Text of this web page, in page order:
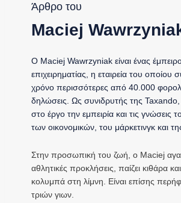
Άρθρο του
Maciej
Ο Maciej Wawrzyniak είναι ένας
επιχειρηματίας, η εταιρεία του οποίου
χρόνο περισσότερες από 40.000
δηλώσεις. Ως συνιδρυτής της Taxando,
στο έργο την εμπειρία και τις γνώσεις
των οικονομικών, του μάρκετινγκ και
Στην προσωπική του ζωή, ο Maciej
αθλητικές προκλήσεις, παίζει κιθάρα
κολυμπά στη λίμνη. Είναι επίσης
τριών γιων.